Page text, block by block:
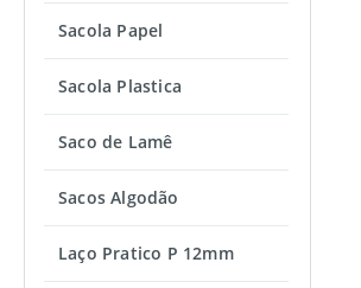
Sacola Papel
Sacola Plastica
Saco de Lamê
Sacos Algodão
Laço Pratico P 12mm